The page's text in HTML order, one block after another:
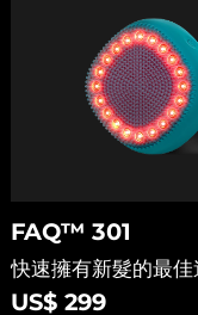
FAQ™ 301
快速擁有新髮的最
US$ 299